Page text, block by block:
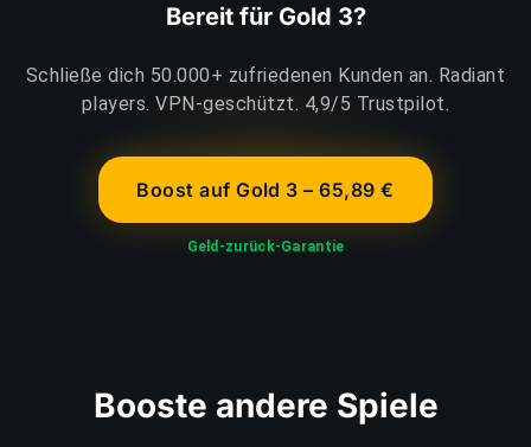
Bereit für Gold 3?
Schließe dich 50.000+ zufriedenen Kunden an. Radiant
players. VPN-geschützt. 4,9/5 Trustpilot.
Boost auf Gold 3 – 65,89 €
Geld-zurück-Garantie
Booste andere Spiele